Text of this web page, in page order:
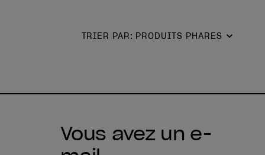
TRIER PAR: PRODUITS PHARES
Vous avez un e-